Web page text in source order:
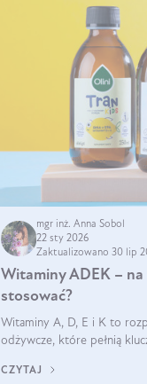
mgr inż. Anna Sobol
22 sty 2026
Zaktualizowano 30 lip
Witaminy ADEK –
stosować?
Witaminy A, D, E i K to
odżywcze, które pełnią
krzepliwość krwi oraz
CZYTAJ